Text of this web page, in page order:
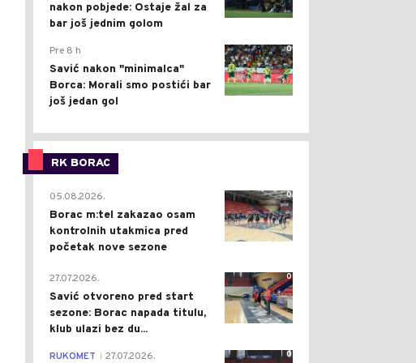
nakon pobjede: Ostaje žal za
bar još jednim golom
0
Pre 8 h
Savić nakon "minimalca"
Borca: Morali smo postići bar
još jedan gol
RK BORAC
0
05.08.2026.
Borac m:tel zakazao osam
kontrolnih utakmica pred
početak nove sezone
0
27.07.2026.
Savić otvoreno pred start
sezone: Borac napada titulu,
klub ulazi bez du...
0
RUKOMET 27.07.2026.